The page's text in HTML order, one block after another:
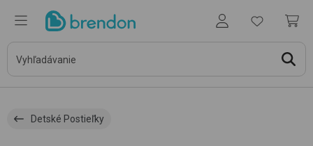
Detské Postieľky